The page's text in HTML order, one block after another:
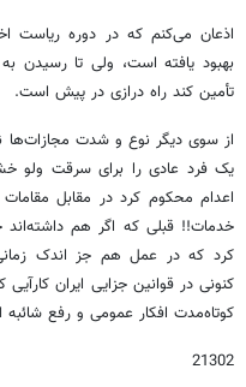
اذعان می‌کنم که در دوره ریاست
بهبود یافته است، ولی تا رسیدن
تأمین کند راه درازی در پیش است.
از سوی دیگر نوع و شدت مجازات‌ها
یک فرد عادی را برای سرقت ولو
خدمات!! قبلی که اگر هم داشته‌اند
کرد که در عمل هم جز اندک
کنونی در قوانین جزایی ایران کارآیی
کوتاه‌مدت افکار عمومی و رفع
21302